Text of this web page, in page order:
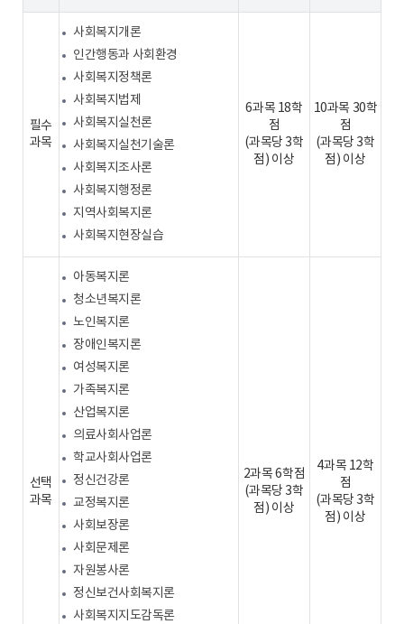
필수
과목
사회복지개론
인간행동과 사회환경
사회복지정책론
사회복지법제
사회복지실천론
사회복지실천기술론
사회복지조사론
사회복지행정론
지역사회복지론
사회복지현장실습
6과목 18학
점
(과목당 3학
점) 이상
10과목 30학
점
(과목당 3학
점) 이상
선택
과목
아동복지론
청소년복지론
노인복지론
장애인복지론
여성복지론
가족복지론
산업복지론
의료사회사업론
학교사회사업론
정신건강론
교정복지론
사회보장론
사회문제론
자원봉사론
정신보건사회복지론
사회복지지도감독론
2과목 6학점
(과목당 3학
점) 이상
4과목 12학
점
(과목당 3학
점) 이상